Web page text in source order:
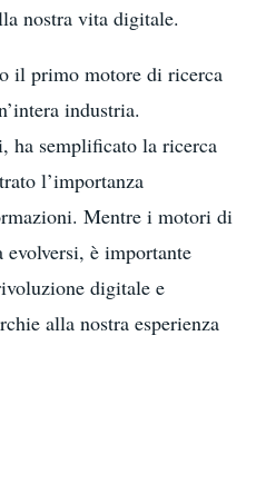
nostra vita digitale.
il primo motore di ricerca
industria.
ha semplificato la ricerca
l’importanza
Mentre i motori di
è importante
digitale e
alla nostra esperienza